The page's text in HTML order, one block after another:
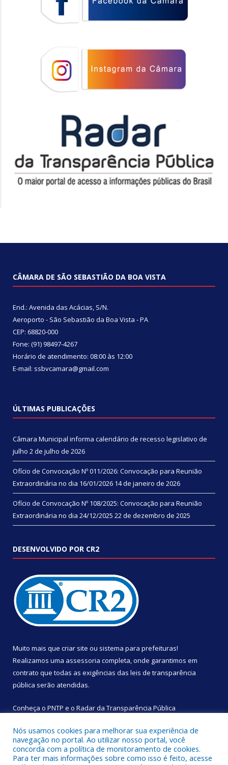
CÂMARA DE SÃO SEBASTIÃO DA BOA VISTA
End.: Avenida das Acácias, S/N.
Aeroporto - São Sebastião da Boa Vista - PA
CEP: 68820-000
Fone: (91) 98497-4267
Horário de atendimento: 08:00 às 12:00
E-mail: ssbvcamara@gmail.com
ÚLTIMAS PUBLICAÇÕES
Câmara Municipal informa calendário de recesso legislativo de
julho 2 de julho de 2026
Ofício de Convocação Nº 011/2026: Convocação para Reunião
Extraordinária no dia 16/01/2026 14 de janeiro de 2026
Ofício de Convocação Nº 108/2025: Convocação para Reunião
Extraordinária no dia 24/12/2025 22 de dezembro de 2025
DESENVOLVIDO POR CR2
Muito mais que criar site ou sistema para prefeituras!
Realizamos uma assessoria completa, onde garantimos em
contrato que todas as exigências das leis de transparência
pública serão atendidas.
Conheça o PNTP e o Radar da Transparência Pública
Todos os direitos reservados a Câmara Municipal de São
Nós usamos cookies para melhorar sua experiência de
navegação no portal. Ao utilizar nosso portal, você
concorda com a política de monitoramento de cookies.
Para ter mais informações sobre como isso é feito, acesse